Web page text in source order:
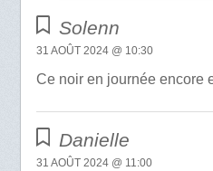
Solenn
31 AOÛT 2024 @ 10:30
Ce noir en journée encore
Danielle
31 AOÛT 2024 @ 11:00